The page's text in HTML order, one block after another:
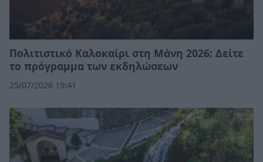
Πολιτιστικό Καλοκαίρι στη Μάνη 2026: Δείτε
το πρόγραμμα των εκδηλώσεων
25/07/2026 19:41